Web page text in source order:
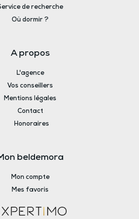
de recherche
Où dormir ?
A propos
L'agence
Vos conseillers
Mentions légales
Contact
Honoraires
beldemora
Mon compte
Mes favoris